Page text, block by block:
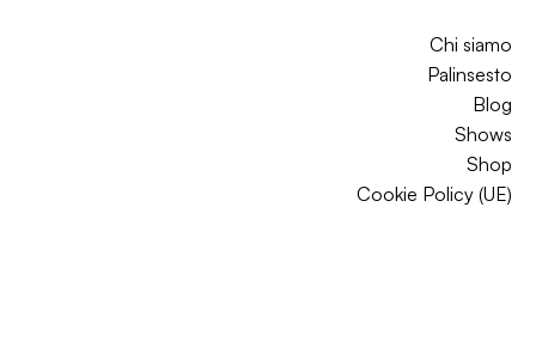
Chi siamo
Palinsesto
Blog
Shows
Shop
Cookie Policy (UE)